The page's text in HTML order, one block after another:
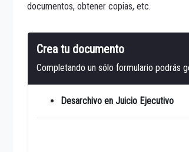
documentos, obtener copias, etc.
Crea tu documento
Completando un sólo formulario podrás
Desarchivo en Juicio Ejecutivo